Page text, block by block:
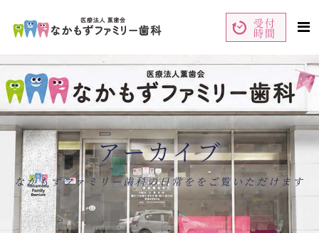
ペ
ー
先
頭
で
コ
ン
テ
ン
受付
時間
コ
ン
ツ
エ
リ
で
す
アーカイブ
なかもずファミリー歯科の日常ををご覧いただけます